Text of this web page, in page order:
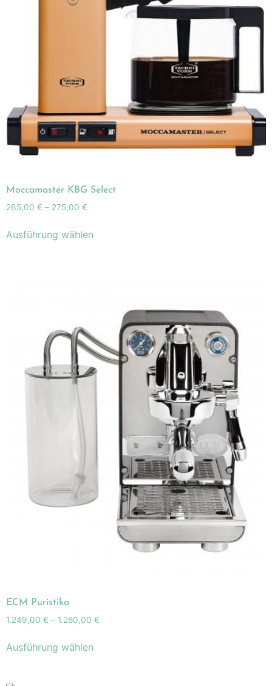
Moccamaster KBG Select
265,00 € – 275,00 €
Ausführung wählen
ECM Puristika
1.249,00 € – 1.280,00 €
Ausführung wählen